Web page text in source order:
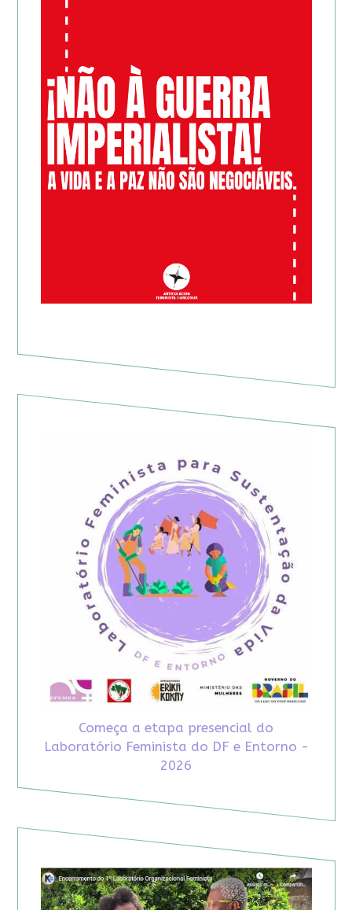
Começa a etapa presencial do
Laboratório Feminista do DF e Entorno -
2026